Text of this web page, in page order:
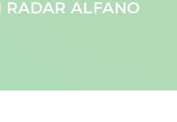
RADAR ALFANO